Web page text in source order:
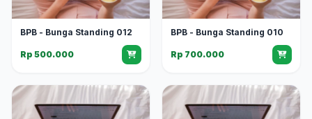
BPB - Bunga Standing 012
Rp 500.000
BPB - Bunga Standing 010
Rp 700.000